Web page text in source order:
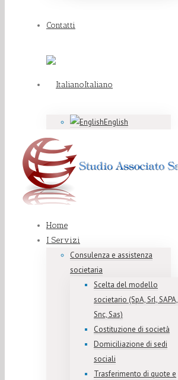
Contatti
Italiano
English
Home
I Servizi
Consulenza e assistenza
societaria
Scelta del modello
societario (SpA, Srl, SAPA,
Snc, Sas)
Costituzione di società
Domiciliazione di sedi
sociali
Trasferimento di quote e